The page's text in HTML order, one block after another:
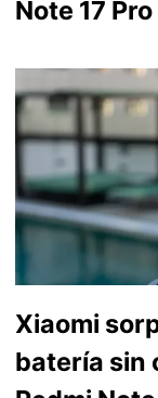
Note 17 Pro
Xiaomi
batería sin